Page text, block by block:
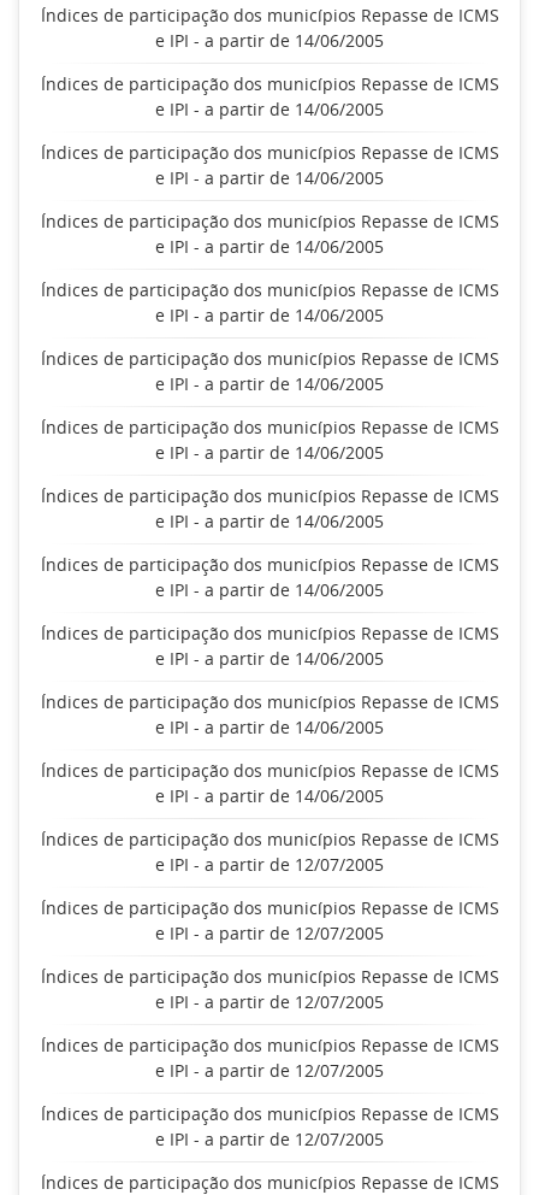
Índices de participação dos municípios Repasse de ICMS
e IPI - a partir de 14/06/2005
Índices de participação dos municípios Repasse de ICMS
e IPI - a partir de 14/06/2005
Índices de participação dos municípios Repasse de ICMS
e IPI - a partir de 14/06/2005
Índices de participação dos municípios Repasse de ICMS
e IPI - a partir de 14/06/2005
Índices de participação dos municípios Repasse de ICMS
e IPI - a partir de 14/06/2005
Índices de participação dos municípios Repasse de ICMS
e IPI - a partir de 14/06/2005
Índices de participação dos municípios Repasse de ICMS
e IPI - a partir de 14/06/2005
Índices de participação dos municípios Repasse de ICMS
e IPI - a partir de 14/06/2005
Índices de participação dos municípios Repasse de ICMS
e IPI - a partir de 14/06/2005
Índices de participação dos municípios Repasse de ICMS
e IPI - a partir de 14/06/2005
Índices de participação dos municípios Repasse de ICMS
e IPI - a partir de 14/06/2005
Índices de participação dos municípios Repasse de ICMS
e IPI - a partir de 14/06/2005
Índices de participação dos municípios Repasse de ICMS
e IPI - a partir de 12/07/2005
Índices de participação dos municípios Repasse de ICMS
e IPI - a partir de 12/07/2005
Índices de participação dos municípios Repasse de ICMS
e IPI - a partir de 12/07/2005
Índices de participação dos municípios Repasse de ICMS
e IPI - a partir de 12/07/2005
Índices de participação dos municípios Repasse de ICMS
e IPI - a partir de 12/07/2005
Índices de participação dos municípios Repasse de ICMS